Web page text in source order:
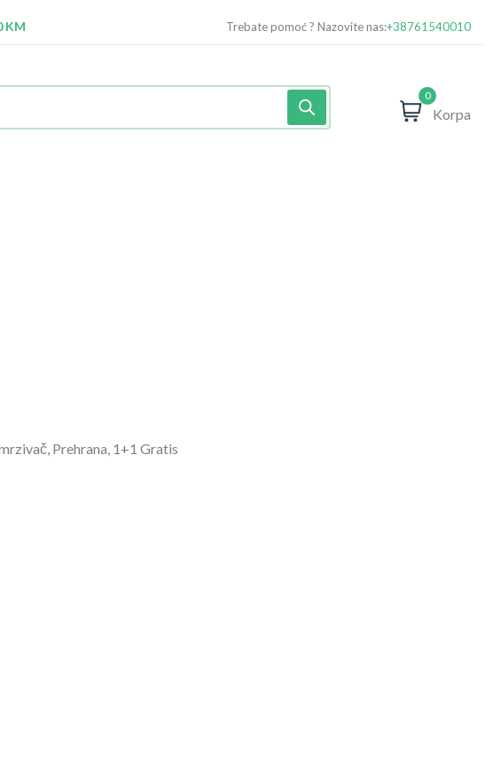
KM
Trebate pomoć ? Nazovite nas:+38761540010
0
Korpa
Prehrana, 1+1 Gratis